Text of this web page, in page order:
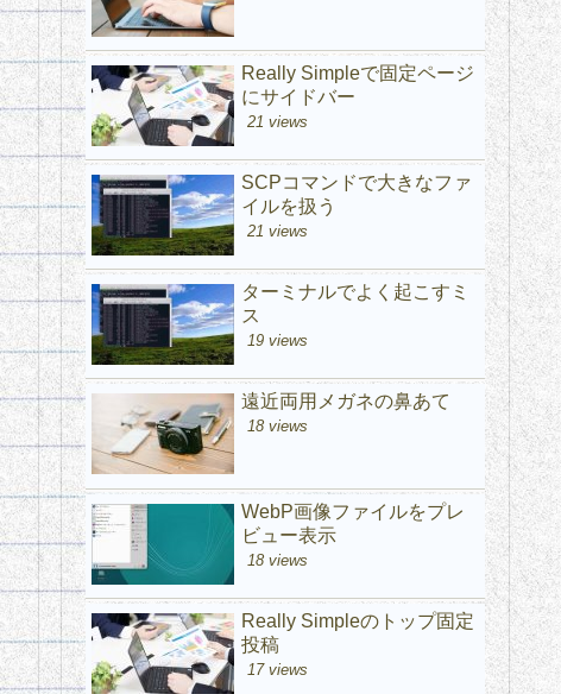
Really Simpleで固定ページ
にサイドバー
21 views
SCPコマンドで大きなファ
イルを扱う
21 views
ターミナルでよく起こすミ
ス
19 views
遠近両用メガネの鼻あて
18 views
WebP画像ファイルをプレ
ビュー表示
18 views
Really Simpleのトップ固定
投稿
17 views